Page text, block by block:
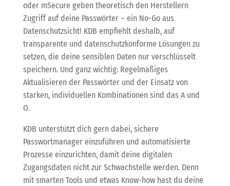
oder mSecure geben theoretisch den Herstellern
Zugriff auf deine Passwörter – ein No-Go aus
Datenschutzsicht! KDB empfiehlt deshalb, auf
transparente und datenschutzkonforme Lösungen zu
setzen, die deine sensiblen Daten nur verschlüsselt
speichern. Und ganz wichtig: Regelmäßiges
Aktualisieren der Passwörter und der Einsatz von
starken, individuellen Kombinationen sind das A und
O.
KDB unterstützt dich gern dabei, sichere
Passwortmanager einzuführen und automatisierte
Prozesse einzurichten, damit deine digitalen
Zugangsdaten nicht zur Schwachstelle werden. Denn
mit smarten Tools und etwas Know-how hast du deine